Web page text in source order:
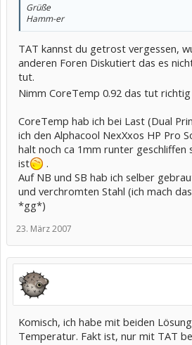
Grüße
Hamm-er
TAT kannst du getrost vergessen,
anderen Foren Diskutiert das es
tut.
Nimm CoreTemp 0.92 das tut richtig
CoreTemp hab ich bei Last (Dual
ich den Alphacool NexXxos HP Pro
halt noch ca 1mm runter geschliffen
ist
.
Auf NB und SB hab ich selber
und verchromten Stahl (ich mach
*gg*)
23. März 2007
Komisch, ich habe mit beiden
Temperatur. Fakt ist, nur mit TAT